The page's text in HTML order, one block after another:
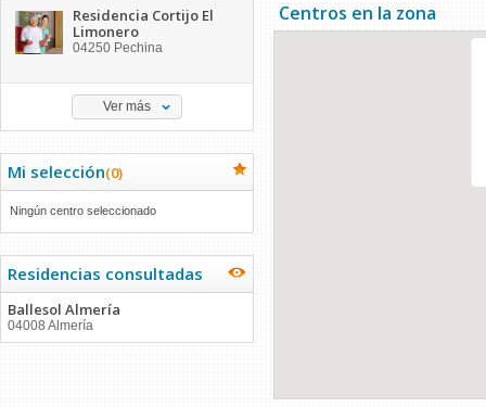
Residencia Cortijo El
Limonero
04250 Pechina
Ver más
Mi selección(0)
Ningún centro seleccionado
Residencias consultadas
Ballesol Almería
04008 Almería
Centros en la zona